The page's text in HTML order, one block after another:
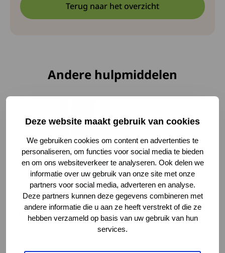
Deze website maakt gebruik van cookies
We gebruiken cookies om content en advertenties te
personaliseren, om functies voor social media te bieden
en om ons websiteverkeer te analyseren. Ook delen we
informatie over uw gebruik van onze site met onze
partners voor social media, adverteren en analyse.
Deze partners kunnen deze gegevens combineren met
andere informatie die u aan ze heeft verstrekt of die ze
hebben verzameld op basis van uw gebruik van hun
services.
Terug naar het overzicht
Andere hulpmiddelen
Voerautomaat
Zelf je kat of kleine hond brokjes voeren wordt